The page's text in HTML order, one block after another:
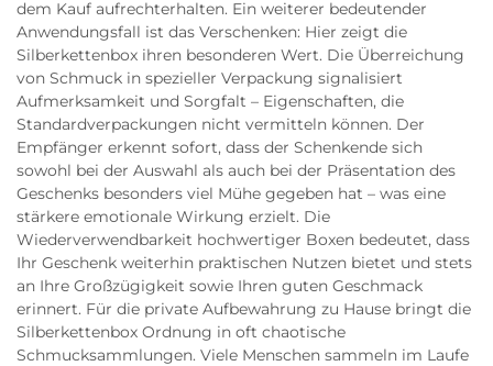
dem Kauf aufrechterhalten. Ein weiterer bedeutender
Anwendungsfall ist das Verschenken: Hier zeigt die
Silberkettenbox ihren besonderen Wert. Die Überreichung
von Schmuck in spezieller Verpackung signalisiert
Aufmerksamkeit und Sorgfalt – Eigenschaften, die
Standardverpackungen nicht vermitteln können. Der
Empfänger erkennt sofort, dass der Schenkende sich
sowohl bei der Auswahl als auch bei der Präsentation des
Geschenks besonders viel Mühe gegeben hat – was eine
stärkere emotionale Wirkung erzielt. Die
Wiederverwendbarkeit hochwertiger Boxen bedeutet, dass
Ihr Geschenk weiterhin praktischen Nutzen bietet und stets
an Ihre Großzügigkeit sowie Ihren guten Geschmack
erinnert. Für die private Aufbewahrung zu Hause bringt die
Silberkettenbox Ordnung in oft chaotische
Schmucksammlungen. Viele Menschen sammeln im Laufe